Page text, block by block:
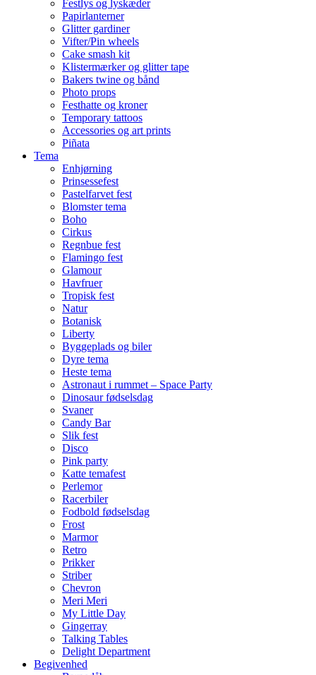
Festlys og lyskæder
Papirlanterner
Glitter gardiner
Vifter/Pin wheels
Cake smash kit
Klistermærker og glitter tape
Bakers twine og bånd
Photo props
Festhatte og kroner
Temporary tattoos
Accessories og art prints
Piñata
Tema
Enhjørning
Prinsessefest
Pastelfarvet fest
Blomster tema
Boho
Cirkus
Regnbue fest
Flamingo fest
Glamour
Havfruer
Tropisk fest
Natur
Botanisk
Liberty
Byggeplads og biler
Dyre tema
Heste tema
Astronaut i rummet – Space Party
Dinosaur fødselsdag
Svaner
Candy Bar
Slik fest
Disco
Pink party
Katte temafest
Perlemor
Racerbiler
Fodbold fødselsdag
Frost
Marmor
Retro
Prikker
Striber
Chevron
Meri Meri
My Little Day
Gingerray
Talking Tables
Delight Department
Begivenhed